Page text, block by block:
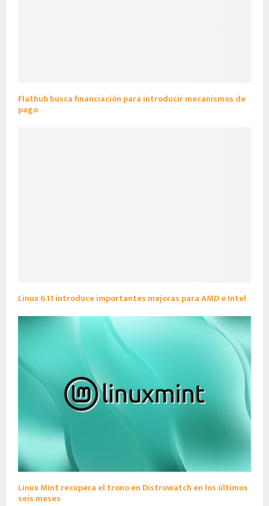
Flathub busca financiación para introducir mecanismos de
pago
Linux 6.11 introduce importantes mejoras para AMD e Intel
Linux Mint recupera el trono en Distrowatch en los últimos
seis meses